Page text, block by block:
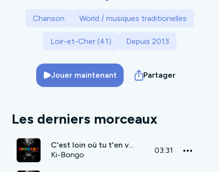
Chanson World / musiques traditionelles
Loir-et-Cher (41) Depuis 2013
Jouer maintenant Partager
Les derniers morceaux
C'est loin où tu t'en vas
Ki-Bongo
03:31